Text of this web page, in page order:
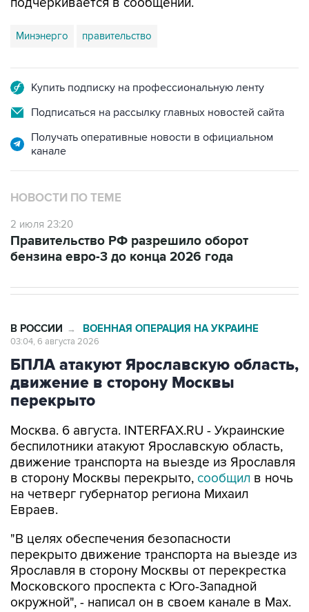
подчеркивается в сообщении.
Минэнерго правительство
Купить подписку на профессиональную ленту
Подписаться на рассылку главных новостей сайта
Получать оперативные новости в официальном
канале
НОВОСТИ ПО ТЕМЕ
2 июля 23:20
Правительство РФ разрешило оборот
бензина евро-3 до конца 2026 года
В РОССИИ → ВОЕННАЯ ОПЕРАЦИЯ НА УКРАИНЕ
03:04, 6 августа 2026
БПЛА атакуют Ярославскую область,
движение в сторону Москвы
перекрыто
Москва. 6 августа. INTERFAX.RU - Украинские
беспилотники атакуют Ярославскую область,
движение транспорта на выезде из Ярославля
в сторону Москвы перекрыто, сообщил в ночь
на четверг губернатор региона Михаил
Евраев.
"В целях обеспечения безопасности
перекрыто движение транспорта на выезде из
Ярославля в сторону Москвы от перекрестка
Московского проспекта с Юго-Западной
окружной", - написал он в своем канале в Мах.